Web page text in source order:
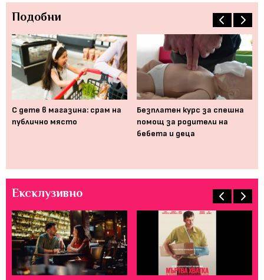
Подобни
С дете в магазина: срам на
публично място
Безплатен курс за спешна
помощ за родители на
бебета и деца
Ексклузивно